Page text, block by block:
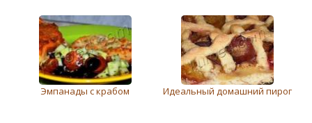
Эмпанады с крабом Идеальный домашний пирог